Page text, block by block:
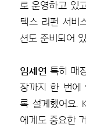
로 운영하고 있
텍스 리펀 서비
션도 준비되어
임세연 특히 매
장까지 한 번에
록 설계했어요.
에게도 중요한